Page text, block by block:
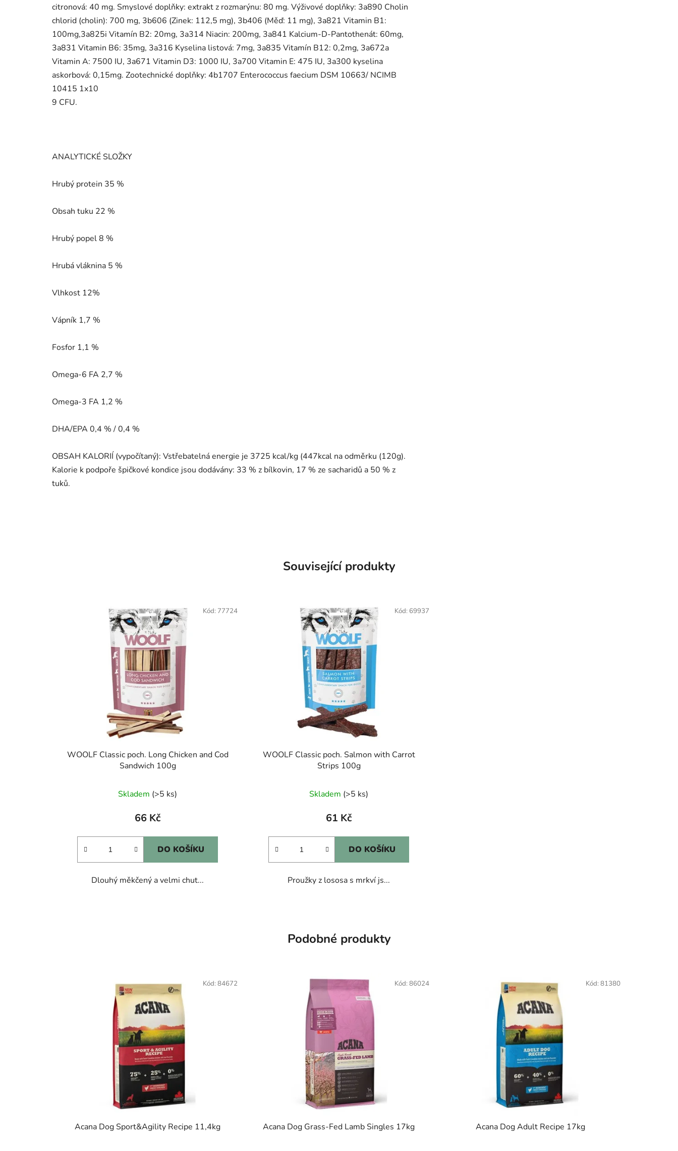
citronová: 40 mg. Smyslové doplňky: extrakt z rozmarýnu: 80 mg. Výživové doplňky: 3a890 Cholin
chlorid (cholin): 700 mg, 3b606 (Zinek: 112,5 mg), 3b406 (Měď: 11 mg), 3a821 Vitamin B1:
100mg,3a825i Vitamín B2: 20mg, 3a314 Niacin: 200mg, 3a841 Kalcium-D-Pantothenát: 60mg,
3a831 Vitamin B6: 35mg, 3a316 Kyselina listová: 7mg, 3a835 Vitamín B12: 0,2mg, 3a672a
Vitamin A: 7500 IU, 3a671 Vitamin D3: 1000 IU, 3a700 Vitamin E: 475 IU, 3a300 kyselina
askorbová: 0,15mg. Zootechnické doplňky: 4b1707 Enterococcus faecium DSM 10663/ NCIMB
10415 1x10
9 CFU.
ANALYTICKÉ SLOŽKY
Hrubý protein 35 %
Obsah tuku 22 %
Hrubý popel 8 %
Hrubá vláknina 5 %
Vlhkost 12%
Vápník 1,7 %
Fosfor 1,1 %
Omega-6 FA 2,7 %
Omega-3 FA 1,2 %
DHA/EPA 0,4 % / 0,4 %
OBSAH KALORIÍ (vypočítaný): Vstřebatelná energie je 3725 kcal/kg (447kcal na odměrku (120g).
Kalorie k podpoře špičkové kondice jsou dodávány: 33 % z bílkovin, 17 % ze sacharidů a 50 % z
tuků.
Související produkty
WOOLF Classic poch. Long Chicken and Cod
Sandwich 100g
Skladem (>5 ks)
66 Kč
DO KOŠÍKU
Dlouhý měkčený a velmi chut...
Kód: 77724
WOOLF Classic poch. Salmon with Carrot
Strips 100g
Skladem (>5 ks)
61 Kč
DO KOŠÍKU
Proužky z lososa s mrkví js...
Kód: 69937
Podobné produkty
Acana Dog Sport&Agility Recipe 11,4kg
Kód:84672
Acana Dog Grass-Fed Lamb Singles 17kg
Kód: 86024
Acana Dog Adult Recipe 17kg
Kód: 81380